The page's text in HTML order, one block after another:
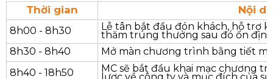
Thời gian
Nội
8h00 - 8h30 Lễ tân bắt đầu đón khách, hỗ trợ
thăm trúng thưởng sau đó ổn
8h30 - 8h40
Mở màn chương trình bằng tiết